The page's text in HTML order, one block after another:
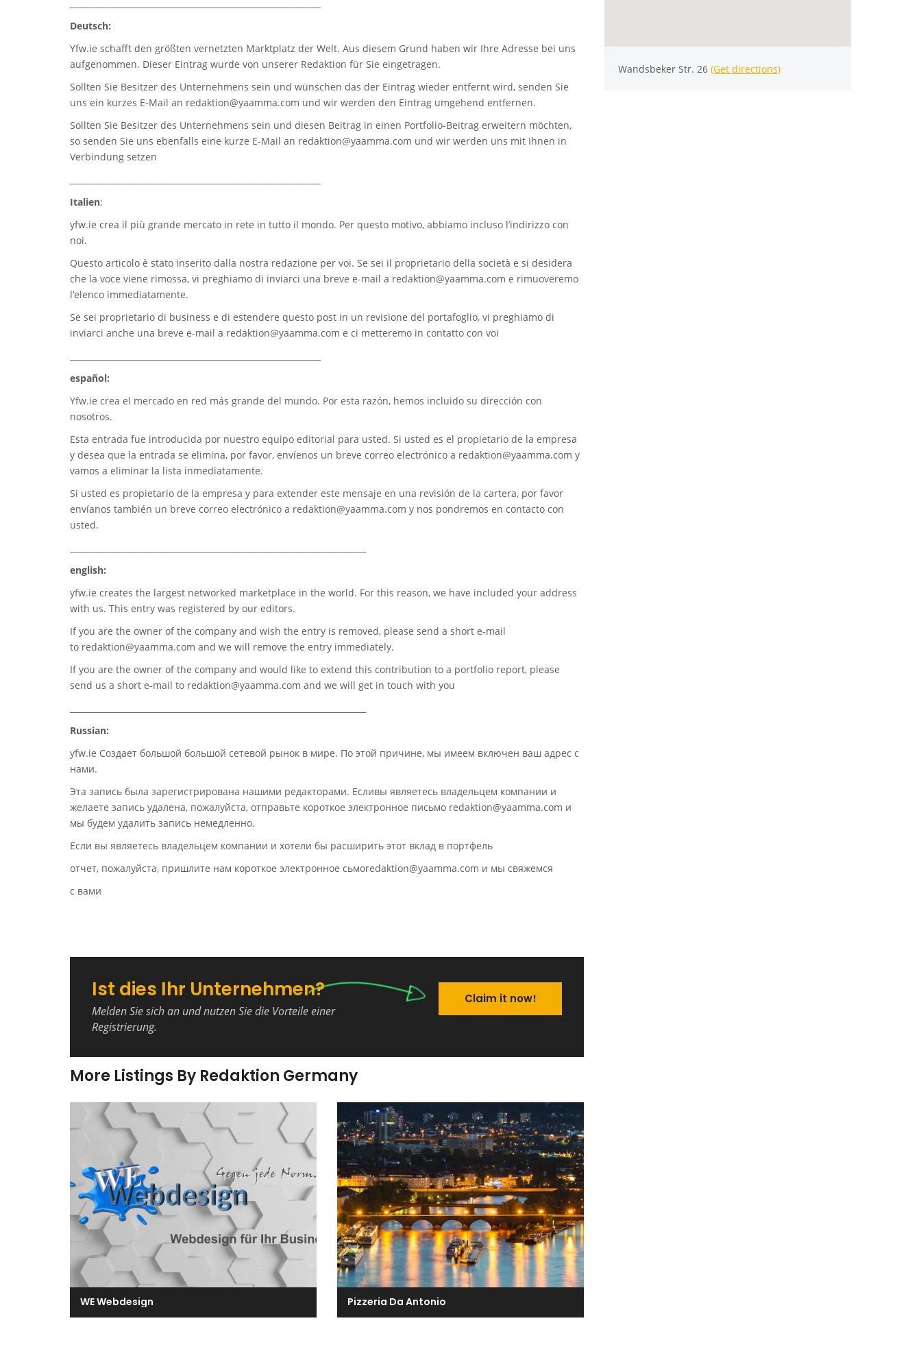
Deutsch:
Yfw.ie schafft den größten vernetzten Marktplatz der Welt. Aus diesem Grund haben wir Ihre Adresse bei uns
aufgenommen. Dieser Eintrag wurde von unserer Redaktion für Sie eingetragen.
Sollten Sie Besitzer des Unternehmens sein und wünschen das der Eintrag wieder entfernt wird, senden Sie
uns ein kurzes E-Mail an redaktion@yaamma.com und wir werden den Eintrag umgehend entfernen.
Sollten Sie Besitzer des Unternehmens sein und diesen Beitrag in einen Portfolio-Beitrag erweitern möchten,
so senden Sie uns ebenfalls eine kurze E-Mail an redaktion@yaamma.com und wir werden uns mit Ihnen in
Verbindung setzen
Italien:
yfw.ie crea il più grande mercato in rete in tutto il mondo. Per questo motivo, abbiamo incluso l’indirizzo con
noi.
Questo articolo è stato inserito dalla nostra redazione per voi. Se sei il proprietario della società e si desidera
che la voce viene rimossa, vi preghiamo di inviarci una breve e-mail a redaktion@yaamma.com e rimuoveremo
l’elenco immediatamente.
Se sei proprietario di business e di estendere questo post in un revisione del portafoglio, vi preghiamo di
inviarci anche una breve e-mail a redaktion@yaamma.com e ci metteremo in contatto con voi
español:
Yfw.ie crea el mercado en red más grande del mundo. Por esta razón, hemos incluido su dirección con
nosotros.
Esta entrada fue introducida por nuestro equipo editorial para usted. Si usted es el propietario de la empresa
y desea que la entrada se elimina, por favor, envíenos un breve correo electrónico a redaktion@yaamma.com y
vamos a eliminar la lista inmediatamente.
Si usted es propietario de la empresa y para extender este mensaje en una revisión de la cartera, por favor
envíanos también un breve correo electrónico a redaktion@yaamma.com y nos pondremos en contacto con
usted.
english:
yfw.ie creates the largest networked marketplace in the world. For this reason, we have included your address
with us. This entry was registered by our editors.
If you are the owner of the company and wish the entry is removed, please send a short e-mail
to redaktion@yaamma.com and we will remove the entry immediately.
If you are the owner of the company and would like to extend this contribution to a portfolio report, please
send us a short e-mail to redaktion@yaamma.com and we will get in touch with you
Russian:
yfw.ie Создает большой большой сетевой рынок в мире. По этой причине, мы имеем включен ваш адрес с
нами.
Эта запись была зарегистрирована нашими редакторами. Есливы являетесь владельцем компании и
желаете запись удалена, пожалуйста, отправьте короткое электронное письмо redaktion@yaamma.com и
мы будем удалить запись немедленно.
Если вы являетесь владельцем компании и хотели бы расширить этот вклад в портфель
отчет, пожалуйста, пришлите нам короткое электронное сьмоredaktion@yaamma.com и мы свяжемся
с вами
Ist dies Ihr Unternehmen?
Melden Sie sich an und nutzen Sie die Vorteile einer
Registrierung.
Claim it now!
More Listings By Redaktion Germany
WE Webdesign Pizzeria Da Antonio
Wandsbeker Str. 26 (Get directions)